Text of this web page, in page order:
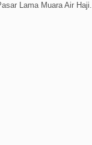
Lama Muara Air Haji.